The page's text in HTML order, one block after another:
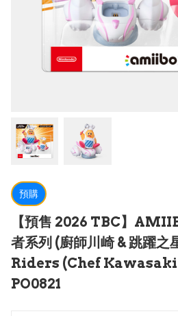
預購
【預售 2026 TBC】
者系列 (廚師川崎 & 跳躍
Riders (Chef
PO0821